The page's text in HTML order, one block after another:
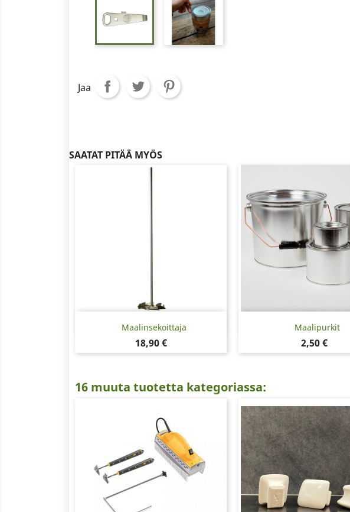
Jaa
SAATAT PITÄÄ MYÖS
Maalinsekoittaja
Hinta
18,90 €
Pikakatselu Maalipurkit
Hinta
2,50 €
Pikakatselu
16 muuta tuotetta kategoriassa: